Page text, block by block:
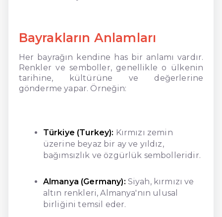
Bayrakların Anlamları
Her bayrağın kendine has bir anlamı vardır.
Renkler ve semboller, genellikle o ülkenin
tarihine, kültürüne ve değerlerine
gönderme yapar. Örneğin:
Türkiye (Turkey): Kırmızı zemin
üzerine beyaz bir ay ve yıldız,
bağımsızlık ve özgürlük sembolleridir.
Almanya (Germany): Siyah, kırmızı ve
altın renkleri, Almanya'nın ulusal
birliğini temsil eder.